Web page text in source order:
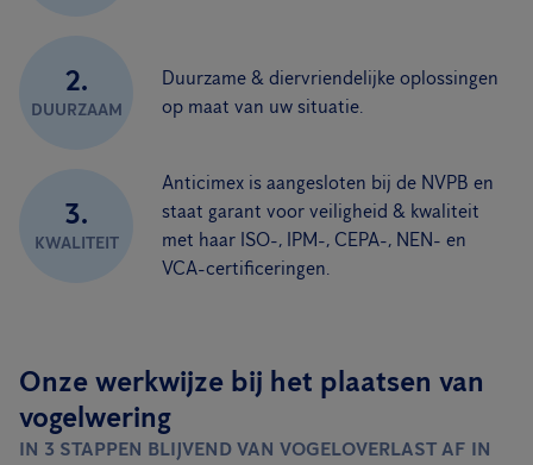
2.
DUURZAAM
Duurzame & diervriendelijke oplossingen
op maat van uw situatie.
3.
KWALITEIT
Anticimex is aangesloten bij de NVPB en
staat garant voor veiligheid & kwaliteit
met haar ISO-, IPM-, CEPA-, NEN- en
VCA-certificeringen.
Onze werkwijze bij het plaatsen van
vogelwering
IN 3 STAPPEN BLIJVEND VAN VOGELOVERLAST AF IN